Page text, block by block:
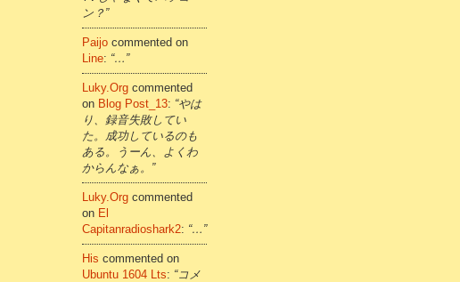
ン？”
Paijo commented on
Line: “…”
Luky.org commented
on Blog Post_13: “やは
り、録音失敗してい
た。成功しているのも
ある。うーん、よくわ
からんなぁ。”
Luky.org commented
on El
Capitanradioshark2: “…”
His commented on
Ubuntu 1604 Lts: “コメ